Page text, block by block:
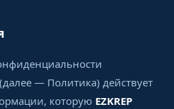
— Политика) действует
которую EZKREP